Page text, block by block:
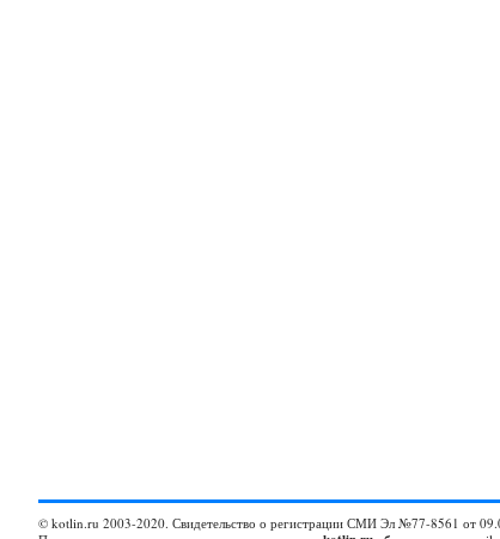
© kotlin.ru 2003-2020. Свидетельство о регистрации СМИ Эл №77-8561 от